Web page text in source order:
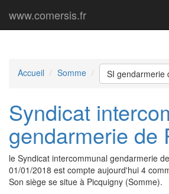
www.comersis.fr
Accueil Somme SI gendarmerie
Syndicat
gendarmerie de
le Syndicat intercommunal gendarmerie
01/01/2018 est compte aujourd'hui 4
Son siège se situe à Picquigny (Somme).